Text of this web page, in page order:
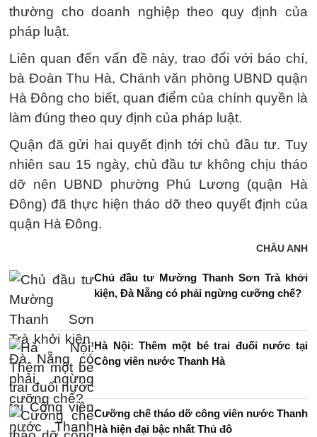
thường cho doanh nghiệp theo quy định của
pháp luật.
Liên quan đến vấn đề này, trao đổi với báo chí,
bà Đoàn Thu Hà, Chánh văn phòng UBND quận
Hà Đông cho biết, quan điểm của chính quyền là
làm đúng theo quy định của pháp luật.
Quận đã gửi hai quyết định tới chủ đầu tư. Tuy
nhiên sau 15 ngày, chủ đầu tư không chịu tháo
dỡ nên UBND phường Phú Lương (quận Hà
Đông) đã thực hiện tháo dỡ theo quyết định của
quận Hà Đông.
CHÂU ANH
Chủ đầu tư Mường Thanh Sơn Trà khởi
kiện, Đà Nẵng có phải ngừng cưỡng chế?
Hà Nội: Thêm một bé trai đuối nước tại
Công viên nước Thanh Hà
Cưỡng chế tháo dỡ công viên nước Thanh
Hà hiện đại bậc nhất Thủ đô